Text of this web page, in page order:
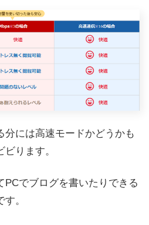
分には高速モードかどうかも
ります。
PCでブログを書いたりできる
。